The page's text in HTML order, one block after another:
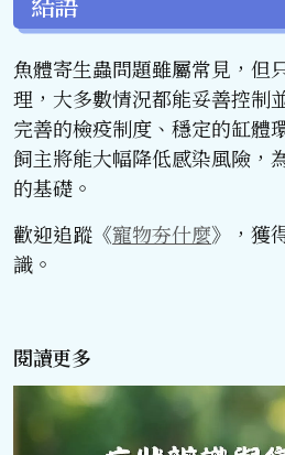
魚體寄生蟲問題雖屬常見，但
理，大多數情況都能妥善控制
完善的檢疫制度、穩定的缸體
飼主將能大幅降低感染風險，
的基礎。
歡迎追蹤《寵物夯什麼》，獲
識。
閱讀更多